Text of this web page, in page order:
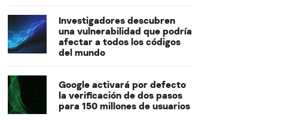
Investigadores descubren
una vulnerabilidad que podría
afectar a todos los códigos
del mundo
Google activará por defecto
la verificación de dos pasos
para 150 millones de usuarios